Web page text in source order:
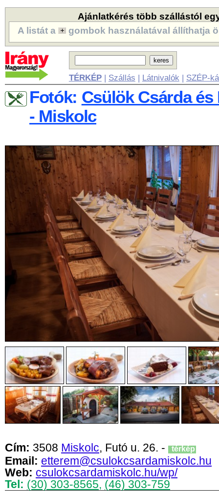
Ajánlatkérés több szállástól
A listát a
gombok használatával állíthatja
TÉRKÉP| Szállás | Látnivalók | SZÉP-
Fotók: Csülök Csárda
- Miskolc
Cím: 3508 Miskolc, Futó u. 26. - térkép
Email: etterem@csulokcsardamiskolc.hu
Web: csulokcsardamiskolc.hu/wp/
Tel: (30) 303-8565, (46) 303-759